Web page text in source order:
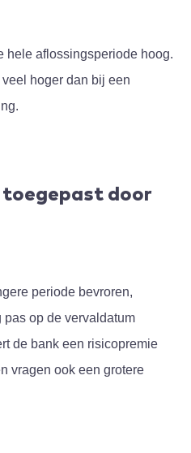
hele aflossingsperiode hoog.
hoger dan bij een
toegepast door
periode bevroren,
op de vervaldatum
de bank een risicopremie
vragen ook een grotere